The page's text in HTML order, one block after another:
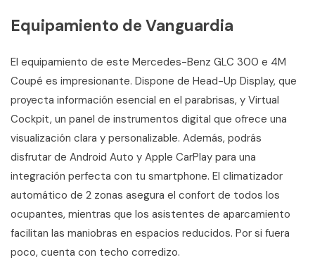
Equipamiento de Vanguardia
El equipamiento de este Mercedes-Benz GLC 300 e 4M
Coupé es impresionante. Dispone de Head-Up Display, que
proyecta información esencial en el parabrisas, y Virtual
Cockpit, un panel de instrumentos digital que ofrece una
visualización clara y personalizable. Además, podrás
disfrutar de Android Auto y Apple CarPlay para una
integración perfecta con tu smartphone. El climatizador
automático de 2 zonas asegura el confort de todos los
ocupantes, mientras que los asistentes de aparcamiento
facilitan las maniobras en espacios reducidos. Por si fuera
poco, cuenta con techo corredizo.